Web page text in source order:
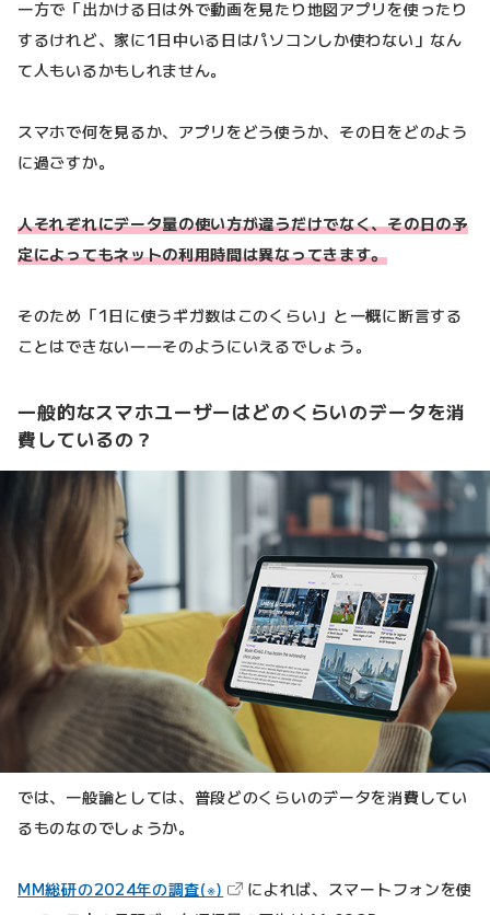
一方で「出かける日は外で動画を見たり地図アプリを使ったり
するけれど、家に1日中いる日はパソコンしか使わない」なん
て人もいるかもしれません。
スマホで何を見るか、アプリをどう使うか、その日をどのよう
に過ごすか。
人それぞれにデータ量の使い方が違うだけでなく、その日の予
定によってもネットの利用時間は異なってきます。
そのため「1日に使うギガ数はこのくらい」と一概に断言する
ことはできない――そのようにいえるでしょう。
一般的なスマホユーザーはどのくらいのデータを消
費しているの？
では、一般論としては、普段どのくらいのデータを消費してい
るものなのでしょうか。
MM総研の2024年の調査(※) （新しいタブで開きます）
によれば、スマートフォンを使